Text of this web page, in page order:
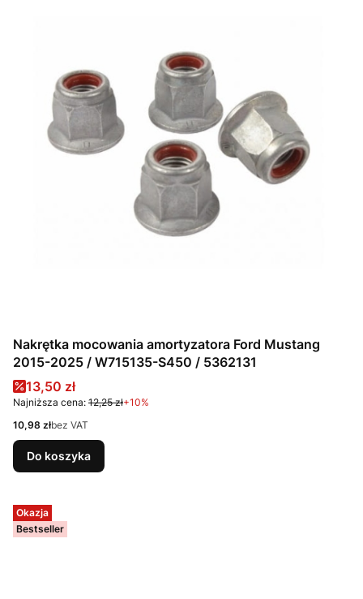
Nakrętka mocowania amortyzatora Ford Mustang
2015-2025 / W715135-S450 / 5362131
Cena promocyjna
13,50 zł
Najniższa cena: 12,25 zł+10%
Cena
10,98 złbez VAT
Do koszyka
Okazja
Bestseller